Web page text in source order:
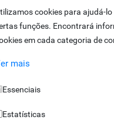
em conjunto com
sendo, em casos de
cookies para ajudá-
funções. Encontrará
em cada categoria de
mais
Essenciais
Estatísticas